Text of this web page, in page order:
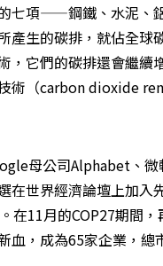
七項——鋼鐵、水泥、
產生的碳排，就佔全球
，它們的碳排還會繼續
術（carbon dioxide
母公司Alphabet、微
在世界經濟論壇上加入
在11月的COP27期間
血，成為65家企業，總